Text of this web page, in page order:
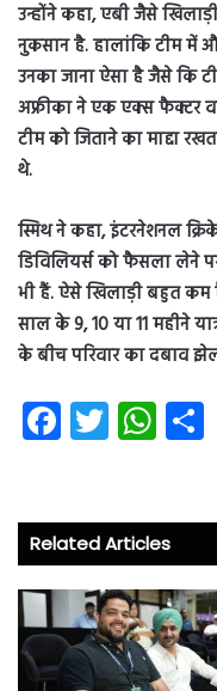
उन्होंने कहा, एबी जैसे
नुकसान है. हालांकि टीम में
उनका जाना ऐसा है जैसे कि
अफ्रीका ने एक एक्स फैक्टर
टीम को जिताने का माद्दा
थे.
स्मिथ ने कहा, इंटरनेशनल
डिविलियर्स को फैसला लेने
भी हैं. ऐसे खिलाड़ी बहुत कम
साल के 9, 10 या 11 महीने
के बीच परिवार का दबाव
Fa
ce
o
ok
T
wi
er
W
ha
A
p
p
Related Articles